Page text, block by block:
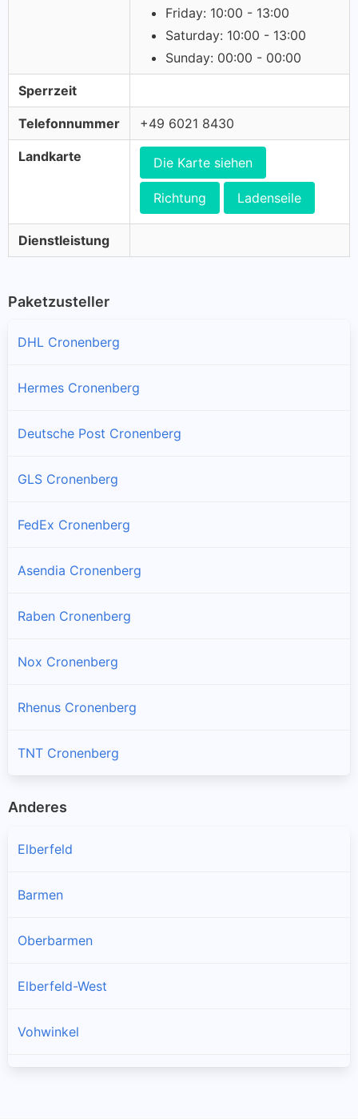
Friday: 10:00 - 13:00
Saturday: 10:00 - 13:00
Sunday: 00:00 - 00:00
Sperrzeit
Telefonnummer +49 6021 8430
Landkarte Die Karte siehen
Richtung Ladenseile
Dienstleistung
Paketzusteller
DHL Cronenberg
Hermes Cronenberg
Deutsche Post Cronenberg
GLS Cronenberg
FedEx Cronenberg
Asendia Cronenberg
Raben Cronenberg
Nox Cronenberg
Rhenus Cronenberg
TNT Cronenberg
Anderes
Elberfeld
Barmen
Oberbarmen
Elberfeld-West
Vohwinkel